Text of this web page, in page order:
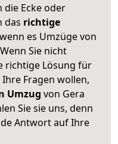
die Ecke oder
das richtige
es Umzüge von
Sie nicht
richtige Lösung für
Fragen wollen,
Umzug von Gera
Sie sie uns, denn
Antwort auf Ihre